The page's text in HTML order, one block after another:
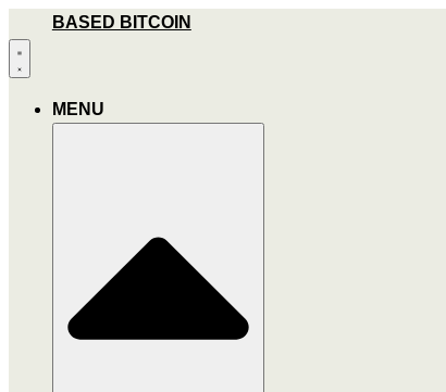
Inhalt
wechseln
BASED BITCOIN
MENU